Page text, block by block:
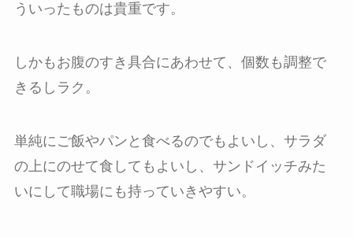
ういったものは貴重です。
しかもお腹のすき具合にあわせて、個数も調整で
きるしラク。
単純にご飯やパンと食べるのでもよいし、サラダ
の上にのせて食してもよいし、サンドイッチみた
いにして職場にも持っていきやすい。